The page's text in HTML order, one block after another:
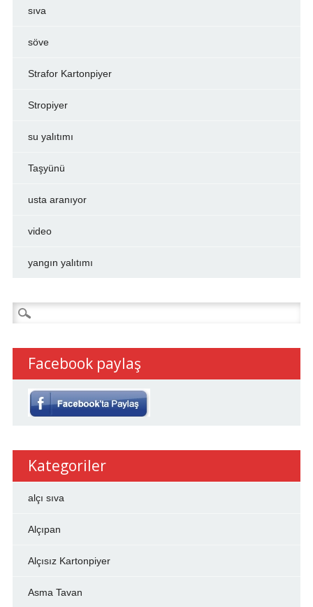
sıva
söve
Strafor Kartonpiyer
Stropiyer
su yalıtımı
Taşyünü
usta aranıyor
video
yangın yalıtımı
Arama:
Facebook paylaş
Kategoriler
alçı sıva
Alçıpan
Alçısız Kartonpiyer
Asma Tavan